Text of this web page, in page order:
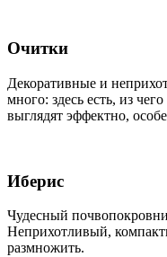
Очитки
Декоративные и
много: здесь есть, из
выглядят эффектно,
Иберис
Чудесный
Неприхотливый,
размножить.